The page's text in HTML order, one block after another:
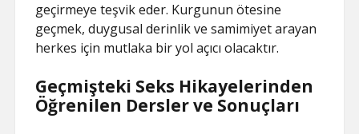
geçirmeye teşvik eder. Kurgunun ötesine
geçmek, duygusal derinlik ve samimiyet arayan
herkes için mutlaka bir yol açıcı olacaktır.
Geçmişteki Seks Hikayelerinden
Öğrenilen Dersler ve Sonuçları